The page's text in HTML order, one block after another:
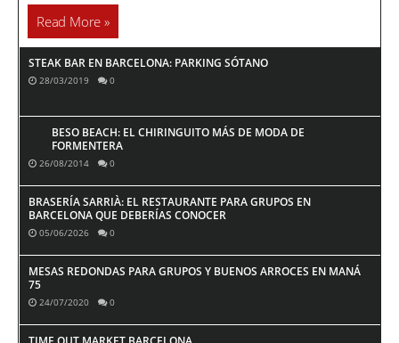
Read More »
STEAK BAR EN BARCELONA: PARKING SÓTANO
28/03/2019 0
BESO BEACH: EL CHIRINGUITO MÁS DE MODA DE
FORMENTERA
26/08/2014 0
BRASERÍA SARRIÀ: EL RESTAURANTE PARA GRUPOS EN
BARCELONA QUE DEBERÍAS CONOCER
05/06/2026 0
MESAS REDONDAS PARA GRUPOS Y BUENOS ARROCES EN MANÁ
75
24/07/2020 0